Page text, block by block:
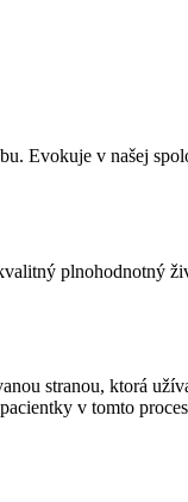
Evokuje v našej
plnohodnotný
stranou, ktorá
v tomto